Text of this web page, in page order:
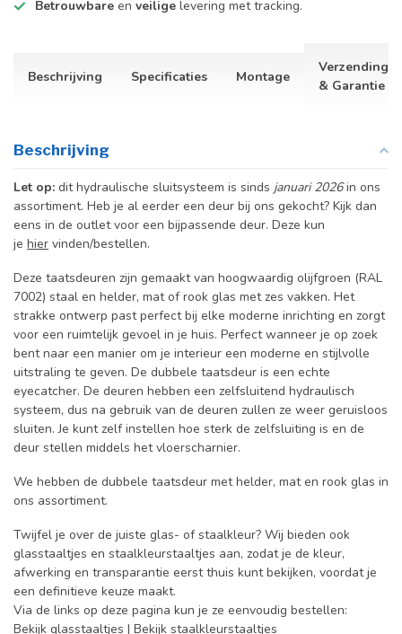
Betrouwbare en veilige levering met tracking.
Beschrijving Specificaties Montage
Verzending
& Garantie
Beschrijving
Let op: dit hydraulische sluitsysteem is sinds januari 2026in ons
assortiment. Heb je al eerder een deur bij ons gekocht? Kijk dan
eens in de outlet voor een bijpassende deur. Deze kun
je hier vinden/bestellen.
Deze taatsdeuren zijn gemaakt van hoogwaardig olijfgroen (RAL
7002) staal en helder, mat of rook glas met zes vakken. Het
strakke ontwerp past perfect bij elke moderne inrichting en zorgt
voor een ruimtelijk gevoel in je huis. Perfect wanneer je op zoek
bent naar een manier om je interieur een moderne en stijlvolle
uitstraling te geven. De dubbele taatsdeur is een echte
eyecatcher. De deuren hebben een zelfsluitend hydraulisch
systeem, dus na gebruik van de deuren zullen ze weer geruisloos
sluiten. Je kunt zelf instellen hoe sterk de zelfsluiting is en de
deur stellen middels het vloerscharnier.
We hebben de dubbele taatsdeur met helder, mat en rook glas in
ons assortiment.
Twijfel je over de juiste glas- of staalkleur? Wij bieden ook
glasstaaltjes en staalkleurstaaltjes aan, zodat je de kleur,
afwerking en transparantie eerst thuis kunt bekijken, voordat je
een definitieve keuze maakt.
Via de links op deze pagina kun je ze eenvoudig bestellen:
Bekijk glasstaaltjes | Bekijk staalkleurstaaltjes